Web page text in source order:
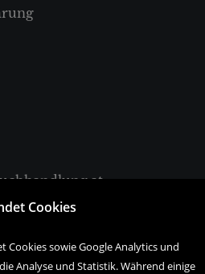
Cookies
Cookies sowie Google Analytics und
Analyse und Statistik. Während einige